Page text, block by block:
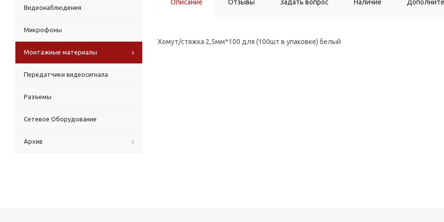
Описание Отзывы Задать вопрос Наличие
Хомут/стяжка 2,5мм*100 для (100шт в упаковке) белый
Видеонаблюдения
Микрофоны
Монтажные материалы
Передатчики видеосигнала
Разъемы
Сетевое Оборудование
Архив